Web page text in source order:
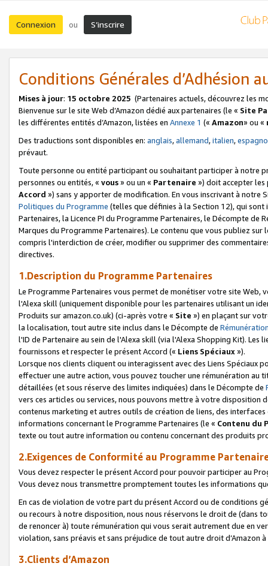
Connexion ou S’inscrire
Conditions Générales d’Adhésion
Mises à jour: 15 octobre 2025 (Partenaires actuels, découvrez les
Bienvenue sur le site Web d’Amazon dédié aux partenaires (le « Site
les différentes entités d’Amazon, listées en Annexe 1 (« Amazon» ou «
Des traductions sont disponibles en: anglais,allemand,italien,
prévaut.
Toute personne ou entité participant ou souhaitant participer à notre
personnes ou entités, « vous» ou un « Partenaire ») doit accepter les
Accord ») sans y apporter de modification. En vous inscrivant à notre
Politiques du Programme (telles que définies à la Section 12), qui
Partenaires, la Licence PI du Programme Partenaires, le Décompte de
Marques du Programme Partenaires). Le contenu que vous publiez
compris l'interdiction de créer, modifier ou supprimer des
directives.
1.Description du Programme Partenaires
Le Programme Partenaires vous permet de monétiser votre site Web,
l'Alexa skill (uniquement disponible pour les partenaires utilisant un
Produits sur amazon.co.uk) (ci-après votre « Site ») en plaçant sur
la localisation, tout autre site inclus dans le Décompte de
l'ID de Partenaire au sein de l'Alexa skill (via l'Alexa Shopping Kit).
fournissons et respecter le présent Accord (« Liens Spéciaux»).
Lorsque nos clients cliquent ou interagissent avec des Liens Spéciaux
effectuer une autre action, vous pouvez toucher une rémunération
détaillées (et sous réserve des limites indiquées) dans le Décompte de
vers ces articles ou services, nous pouvons mettre à votre disposition
contenus marketing et autres outils de création de liens, des
informations concernant le Programme Partenaires (le « Contenu du
texte ou tout autre information ou contenu concernant des produits
2.Exigences de Conformité au Programme
Vous devez respecter le présent Accord pour pouvoir participer au
Vous devez nous transmettre promptement toutes les informations
En cas de violation de votre part du présent Accord ou de conditions
ou recours à notre disposition, nous nous réservons le droit de (dans
de renoncer à) toute rémunération qui vous serait autrement due en
violation, sans préavis et sans préjudice de tout autre droit
3.Clients d’Amazon